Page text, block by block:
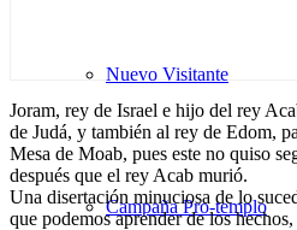
Nuevo Visitante
Campaña Pro-templo
Joram, rey de Israel e hijo del rey
de Judá, y también al rey de Edom,
Mesa de Moab, pues este no quiso
después que el rey Acab murió.
Una disertación minuciosa de lo
que podemos aprender de los